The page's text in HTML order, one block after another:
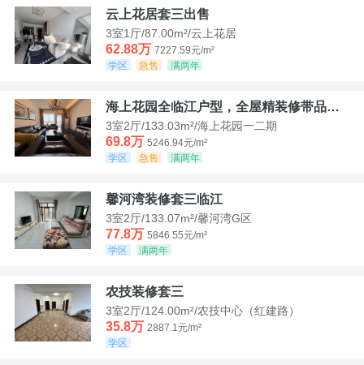
云上花居套三出售
3室1厅/87.00m²/云上花居
62.88万 7227.59元/m²
学区
急售 满两年
海上花园全临江户型，全屋精装修带品牌家具家电，诚意出售！
3室2厅/133.03m²/海上花园一二期
69.8万 5246.94元/m²
学区
急售 满两年
馨河湾装修套三临江
3室2厅/133.07m²/馨河湾G区
77.8万 5846.55元/m²
学区
满两年
农技装修套三
3室2厅/124.00m²/农技中心（红建路）
35.8万 2887.1元/m²
学区